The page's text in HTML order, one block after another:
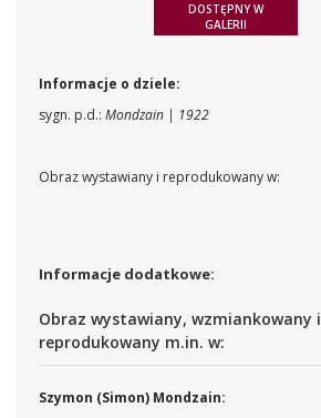
DOSTĘPNY W
GALERII
Informacje o dziele:
sygn. p.d.: Mondzain | 1922
Obraz wystawiany i reprodukowany w:
Informacje dodatkowe:
Obraz wystawiany, wzmiankowany i
reprodukowany m.in. w:
Szymon (Simon) Mondzain: